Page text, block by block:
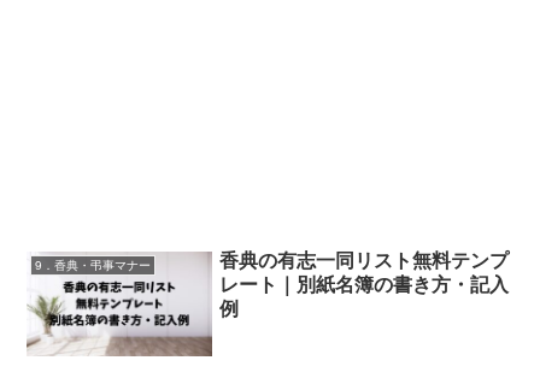
9．香典・弔事マナー
香典の有志一同リスト無料テンプ
レート｜別紙名簿の書き方・記入
例